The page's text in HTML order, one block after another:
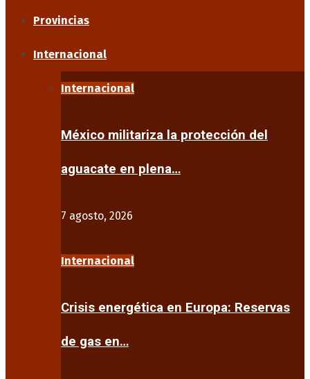
Provincias
Internacional
Internacional
México militariza la protección del
aguacate en plena…
7 agosto, 2026
Internacional
Crisis energética en Europa: Reservas
de gas en…